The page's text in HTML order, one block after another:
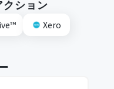
ション
Xero